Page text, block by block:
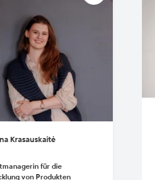
Krasauskaitė
für die
von Produkten